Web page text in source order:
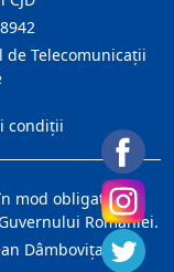
de Telecomunicații
condiții
mod obligatoriu
României.
Dâmboviţa